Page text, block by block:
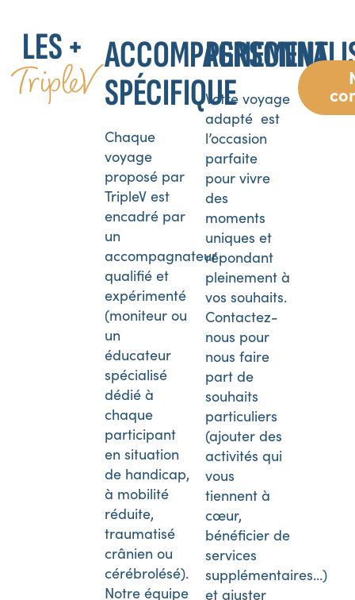
LES +
TripleV
ACCOMPAGNEMENT
SPÉCIFIQUE
Chaque
voyage
proposé par
TripleV est
encadré par
un
accompagnateur
qualifié et
expérimenté
(moniteur ou
un
éducateur
spécialisé
dédié à
chaque
participant
en situation
de handicap,
à mobilité
réduite,
traumatisé
crânien ou
cérébrolésé).
Notre équipe
Votre voyage
adapté est
l’occasion
parfaite
pour vivre
des
moments
uniques et
répondant
pleinement à
vos souhaits.
Contactez-
nous pour
nous faire
part de
souhaits
particuliers
(ajouter des
activités qui
vous
tiennent à
cœur,
bénéficier de
services
supplémentaires…)
et ajuster